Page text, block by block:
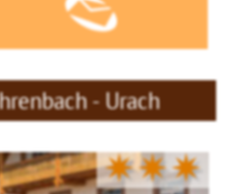
- Urach
✷✷✷